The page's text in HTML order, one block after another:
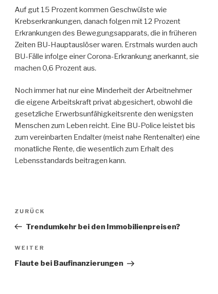
Auf gut 15 Prozent kommen Geschwülste wie
Krebserkrankungen, danach folgen mit 12 Prozent
Erkrankungen des Bewegungsapparats, die in früheren
Zeiten BU-Hauptauslöser waren. Erstmals wurden auch
BU-Fälle infolge einer Corona-Erkrankung anerkannt, sie
machen 0,6 Prozent aus.
Noch immer hat nur eine Minderheit der Arbeitnehmer
die eigene Arbeitskraft privat abgesichert, obwohl die
gesetzliche Erwerbsunfähigkeitsrente den wenigsten
Menschen zum Leben reicht. Eine BU-Police leistet bis
zum vereinbarten Endalter (meist nahe Rentenalter) eine
monatliche Rente, die wesentlich zum Erhalt des
Lebensstandards beitragen kann.
Beitragsnavigation
Vorheriger
Beitrag
ZURÜCK
Trendumkehr bei den Immobilienpreisen?
Nächster
Beitrag
WEITER
Flaute bei Baufinanzierungen